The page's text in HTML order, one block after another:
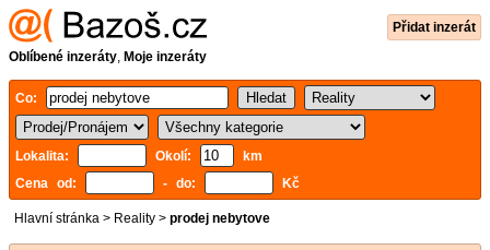
Přidat inzerát
Oblíbené inzeráty, Moje inzeráty
Co:
Lokalita: Okolí:
km
Cena od:
- do: Kč
Hlavní stránka > Reality > prodej nebytove